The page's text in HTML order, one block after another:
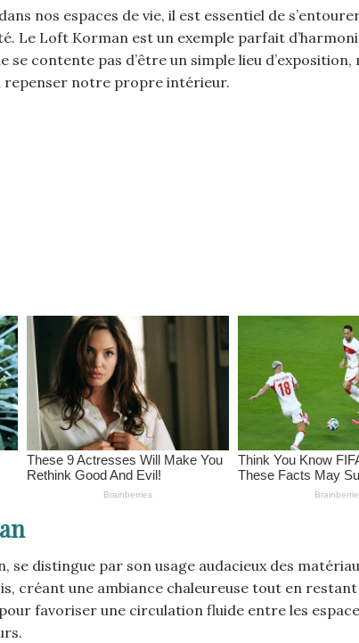
nos espaces de vie, il est essentiel de
Le Loft Korman est un exemple parfait
contente pas d’être un simple lieu d’exposition,
repenser notre propre intérieur.
distingue par son usage audacieux des
créant une ambiance chaleureuse tout en
favoriser une circulation fluide entre les